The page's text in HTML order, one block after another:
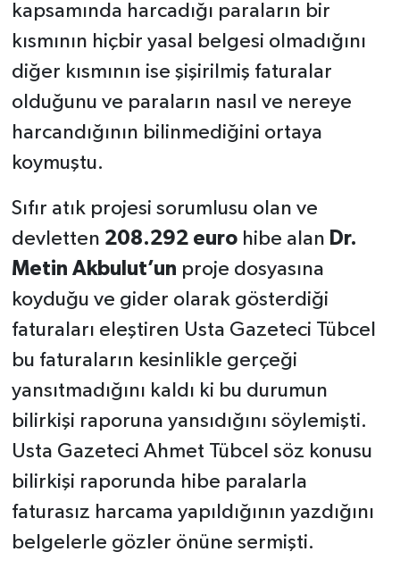
kapsamında harcadığı paraların bir
kısmının hiçbir yasal belgesi olmadığını
diğer kısmının ise şişirilmiş faturalar
olduğunu ve paraların nasıl ve nereye
harcandığının bilinmediğini ortaya
koymuştu.
Sıfır atık projesi sorumlusu olan ve
devletten 208.292 eurohibe alan Dr.
Metin Akbulut’un proje dosyasına
koyduğu ve gider olarak gösterdiği
faturaları eleştiren Usta Gazeteci Tübcel
bu faturaların kesinlikle gerçeği
yansıtmadığını kaldı ki bu durumun
bilirkişi raporuna yansıdığını söylemişti.
Usta Gazeteci Ahmet Tübcel söz konusu
bilirkişi raporunda hibe paralarla
faturasız harcama yapıldığının yazdığını
belgelerle gözler önüne sermişti.